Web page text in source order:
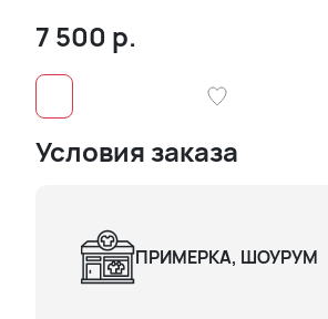
7 500 р.
Условия заказа
ПРИМЕРКА, ШОУРУМ